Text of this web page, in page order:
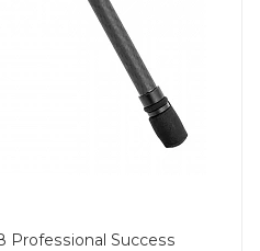
Professional Success